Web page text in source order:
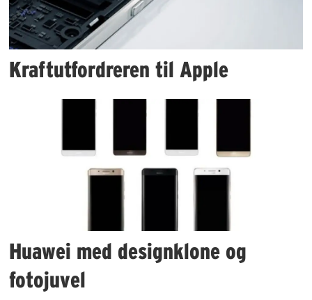
Kraftutfordreren til Apple
Huawei med designklone og
fotojuvel